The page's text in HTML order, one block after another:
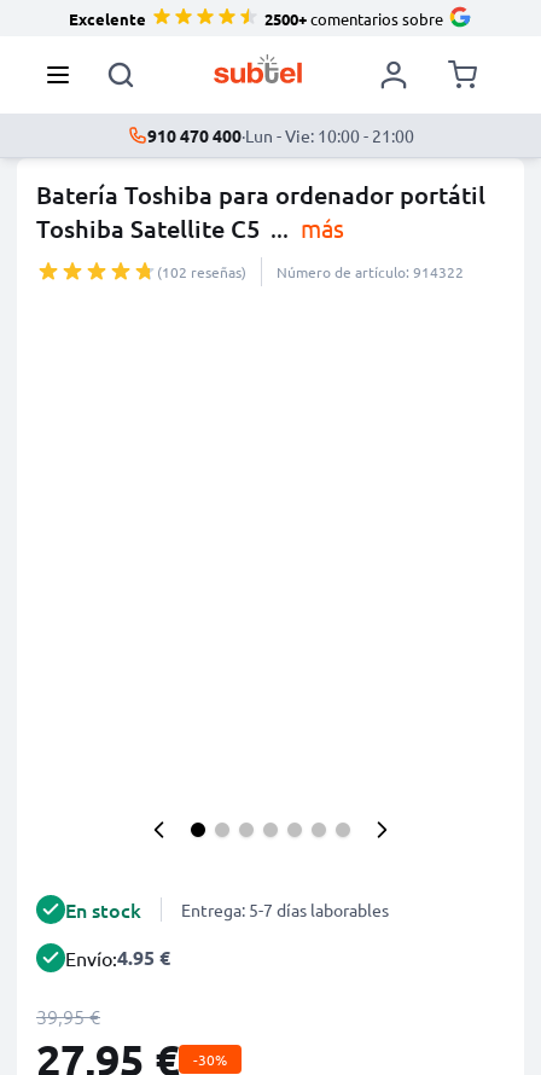
Excelente 2500+comentarios sobre
910 470 400·Lun - Vie: 10:00 - 21:00
Batería Toshiba para ordenador portátil
Toshiba Satellite C5 ... más
(102 reseñas) Número de artículo: 914322
En stock Entrega: 5-7 días laborables
Envío:4.95 €
39,95 €
27,95 € -30%